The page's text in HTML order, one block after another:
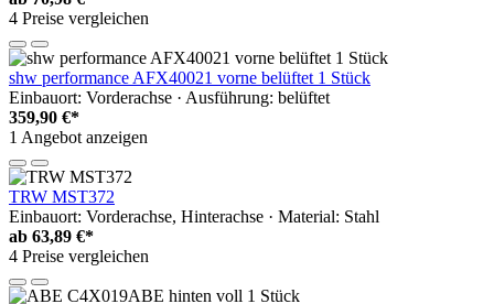
4 Preise vergleichen
shw performance AFX40021 vorne belüftet 1 Stück
Einbauort: Vorderachse · Ausführung: belüftet
359,90 €*
1 Angebot anzeigen
TRW MST372
Einbauort: Vorderachse, Hinterachse · Material: Stahl
ab 63,89 €*
4 Preise vergleichen